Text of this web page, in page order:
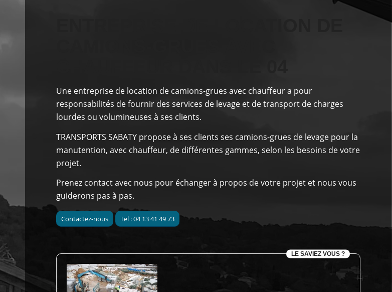
Une entreprise de location de camions-grues avec chauffeur a pour
responsabilités de fournir des services de levage et de transport de charges
lourdes ou volumineuses à ses clients.
TRANSPORTS SABATY propose à ses clients ses camions-grues de levage pour la
manutention, avec chauffeur, de différentes gammes, selon les besoins de votre
projet.
Prenez contact avec nous pour échanger à propos de votre projet et nous vous
guiderons pas à pas.
Contactez-nous Tel : 04 13 41 49 73
LE SAVIEZ VOUS ?